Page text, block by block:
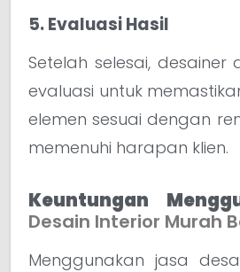
5. Evaluasi Hasil
Setelah selesai, desainer
evaluasi untuk
elemen sesuai dengan
memenuhi harapan klien.
Keuntungan
Desain Interior Murah
Menggunakan jasa